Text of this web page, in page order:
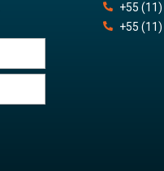
+55 (11)
+55 (11)